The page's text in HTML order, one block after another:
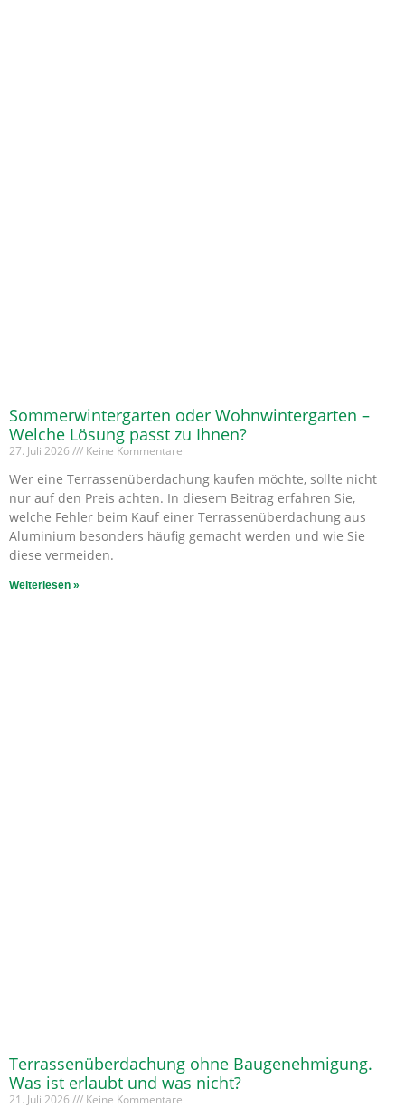
Sommerwintergarten oder Wohnwintergarten –
Welche Lösung passt zu Ihnen?
27. Juli 2026 Keine Kommentare
Wer eine Terrassenüberdachung kaufen möchte, sollte nicht
nur auf den Preis achten. In diesem Beitrag erfahren Sie,
welche Fehler beim Kauf einer Terrassenüberdachung aus
Aluminium besonders häufig gemacht werden und wie Sie
diese vermeiden.
Weiterlesen »
Terrassenüberdachung ohne Baugenehmigung.
Was ist erlaubt und was nicht?
21. Juli 2026 Keine Kommentare